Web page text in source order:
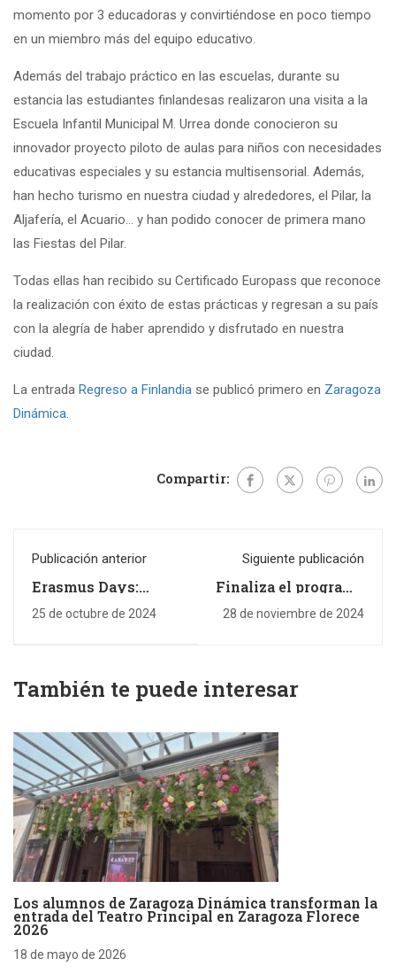
momento por 3 educadoras y convirtiéndose en poco tiempo
en un miembro más del equipo educativo.
Además del trabajo práctico en las escuelas, durante su
estancia las estudiantes finlandesas realizaron una visita a la
Escuela Infantil Municipal M. Urrea donde conocieron su
innovador proyecto piloto de aulas para niños con necesidades
educativas especiales y su estancia multisensorial. Además,
han hecho turismo en nuestra ciudad y alrededores, el Pilar, la
Aljafería, el Acuario… y han podido conocer de primera mano
las Fiestas del Pilar.
Todas ellas han recibido su Certificado Europass que reconoce
la realización con éxito de estas prácticas y regresan a su país
con la alegría de haber aprendido y disfrutado en nuestra
ciudad.
La entrada Regreso a Finlandia se publicó primero en Zaragoza
Dinámica.
Compartir:
Publicación anterior
Erasmus Days:
Oliver
25 de octubre de 2024
Siguiente publicación
Finaliza el programa
del Ayuntamiento
28 de noviembre de 2024
También te puede interesar
Los alumnos de Zaragoza Dinámica transforman la
entrada del Teatro Principal en Zaragoza Florece
2026
18 de mayo de 2026